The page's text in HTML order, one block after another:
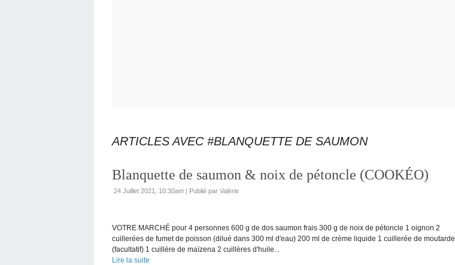
ARTICLES AVEC #BLANQUETTE DE SAUMON
Blanquette de saumon & noix de pétoncle (COOKÉO)
24 Juillet 2021, 10:30am | Publié par Valérie
VOTRE MARCHÉ pour 4 personnes 600 g de dos saumon frais 300 g de noix de pétoncle 1 oignon 2
cuillerées de fumet de poisson (dilué dans 300 ml d'eau) 200 ml de crème liquide 1 cuillerée de moutarde
(facultatif) 1 cuillère de maïzena 2 cuillères d'huile...
Lire la suite